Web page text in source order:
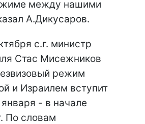
между нашими
А.Дикусаров.
с.г. министр
Стас Мисежников
режим
и Израилем вступит
- в начале
По словам